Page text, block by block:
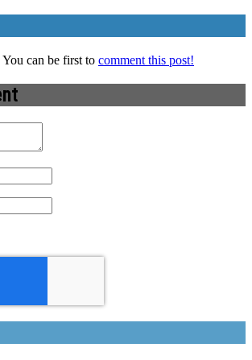
You can be first to comment this post!